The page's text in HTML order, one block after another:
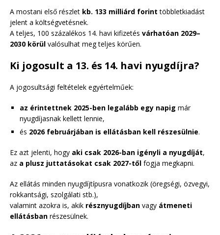
A mostani első részlet kb. 133 milliárd forint többletkiadást
jelent a költségvetésnek.
A teljes, 100 százalékos 14. havi kifizetés várhatóan 2029–
2030 körül valósulhat meg teljes körűen.
Ki jogosult a 13. és 14. havi nyugdíjra?
A jogosultsági feltételek egyértelműek:
az érintettnek 2025-ben legalább egy napig már
nyugdíjasnak kellett lennie,
és 2026 februárjában is ellátásban kell részesülnie.
Ez azt jelenti, hogy aki csak 2026-ban igényli a nyugdíját,
az a plusz juttatásokat csak 2027-től fogja megkapni.
Az ellátás minden nyugdíjtípusra vonatkozik (öregségi, özvegyi,
rokkantsági, szolgálati stb.),
valamint azokra is, akik résznyugdíjban vagy átmeneti
ellátásban részesülnek.